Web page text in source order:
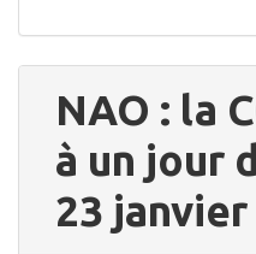
NAO : la
à un jour
23 janvier